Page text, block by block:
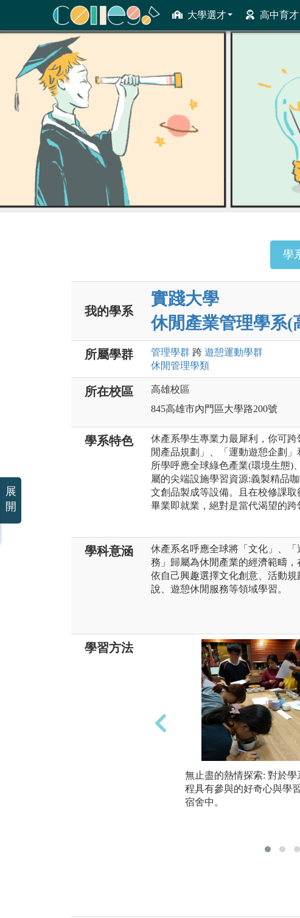
大學選才 高中育才
ColleGo! 大學選才與高中育才輔助系統
學
我的學系
實踐大學
休閒產業管理學系(
所屬學群 管理學群 跨 遊憩運動學群
休閒管理學類
所在校區
高雄校區
845高雄市內門區大學路200號
學系特色
休產系學生專業力最犀利，你可
閒產品規劃」、「運動遊憩企劃
所學呼應全球綠色產業(環境生態)
屬的尖端設施學習資源:義製精品
文創品製成等設備。且在校修課取
畢業即就業，絕對是當代渴望的跨
學科意涵
休產系名呼應全球將「文化」、
務」歸屬為休閒產業的經濟範疇
依自己興趣選擇文化創意、活動
說、遊憩休閒服務等領域學習。
學習方法
無止盡的熱情探索: 對於
程具有參與的好奇心與學
宿舍中。
展
開